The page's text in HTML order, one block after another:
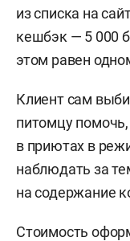
из списка на
кешбэк — 5 000
этом равен
Клиент сам
питомцу
в приютах в
наблюдать за
на содержание
Стоимость